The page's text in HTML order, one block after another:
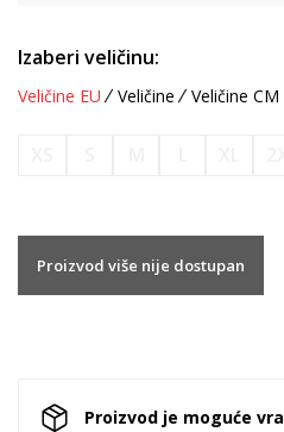
Izaberi veličinu:
Veličine EU Veličine Veličine CM
Proizvod više nije dostupan
Proizvod je moguće